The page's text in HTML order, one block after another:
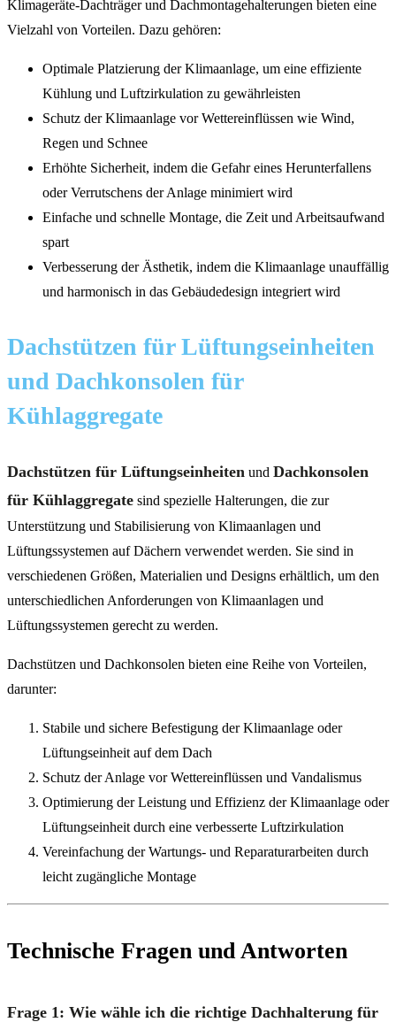
Klimageräte-Dachträger und Dachmontagehalterungen bieten eine
Vielzahl von Vorteilen. Dazu gehören:
Optimale Platzierung der Klimaanlage, um eine effiziente
Kühlung und Luftzirkulation zu gewährleisten
Schutz der Klimaanlage vor Wettereinflüssen wie Wind,
Regen und Schnee
Erhöhte Sicherheit, indem die Gefahr eines Herunterfallens
oder Verrutschens der Anlage minimiert wird
Einfache und schnelle Montage, die Zeit und Arbeitsaufwand
spart
Verbesserung der Ästhetik, indem die Klimaanlage unauffällig
und harmonisch in das Gebäudedesign integriert wird
Dachstützen für Lüftungseinheiten
und Dachkonsolen für
Kühlaggregate
Dachstützen für Lüftungseinheiten und Dachkonsolen
für Kühlaggregate sind spezielle Halterungen, die zur
Unterstützung und Stabilisierung von Klimaanlagen und
Lüftungssystemen auf Dächern verwendet werden. Sie sind in
verschiedenen Größen, Materialien und Designs erhältlich, um den
unterschiedlichen Anforderungen von Klimaanlagen und
Lüftungssystemen gerecht zu werden.
Dachstützen und Dachkonsolen bieten eine Reihe von Vorteilen,
darunter:
Stabile und sichere Befestigung der Klimaanlage oder
Lüftungseinheit auf dem Dach
Schutz der Anlage vor Wettereinflüssen und Vandalismus
Optimierung der Leistung und Effizienz der Klimaanlage oder
Lüftungseinheit durch eine verbesserte Luftzirkulation
Vereinfachung der Wartungs- und Reparaturarbeiten durch
leicht zugängliche Montage
Technische Fragen und Antworten
Frage 1: Wie wähle ich die richtige Dachhalterung für